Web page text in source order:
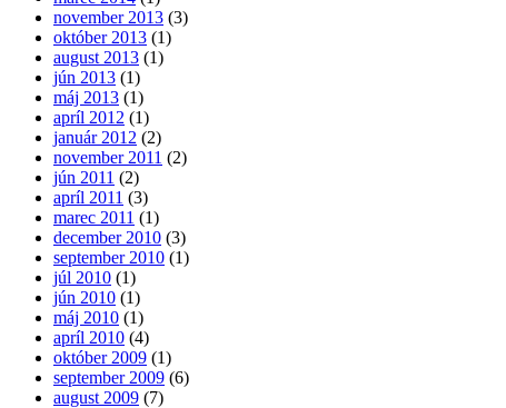
november 2013 (3)
október 2013 (1)
august 2013 (1)
jún 2013 (1)
máj 2013 (1)
apríl 2012 (1)
január 2012 (2)
november 2011 (2)
jún 2011 (2)
apríl 2011 (3)
marec 2011 (1)
december 2010 (3)
september 2010 (1)
júl 2010 (1)
jún 2010 (1)
máj 2010 (1)
apríl 2010 (4)
október 2009 (1)
september 2009 (6)
august 2009 (7)